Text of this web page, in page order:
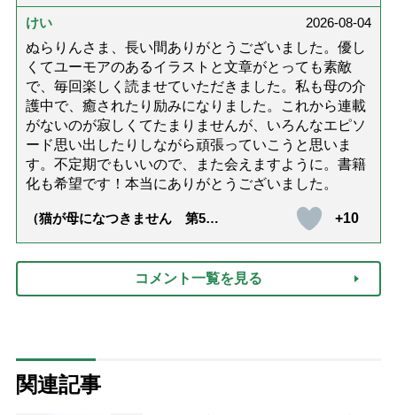
達』が届きました」）
けい
2026-08-04
ぬらりんさま、長い間ありがとうございました。優し
くてユーモアのあるイラストと文章がとっても素敵
で、毎回楽しく読ませていただきました。私も母の介
護中で、癒されたり励みになりました。これから連載
がないのが寂しくてたまりませんが、いろんなエピソ
ード思い出したりしながら頑張っていこうと思いま
す。不定期でもいいので、また会えますように。書籍
化も希望です！本当にありがとうございました。
（猫が母になつきません 第500
+10
コメント一覧を見る
関連記事